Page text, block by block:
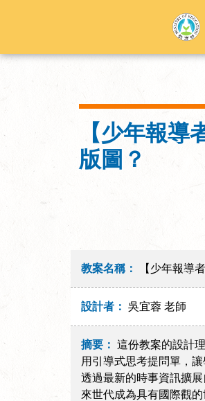
【少年報
版圖？
教案名稱： 【少年報導
設計者： 吳宜蓉 老師
摘要： 這份教案的設計
用引導式思考提問單，
透過最新的時事資訊擴
來世代成為具有國際觀的